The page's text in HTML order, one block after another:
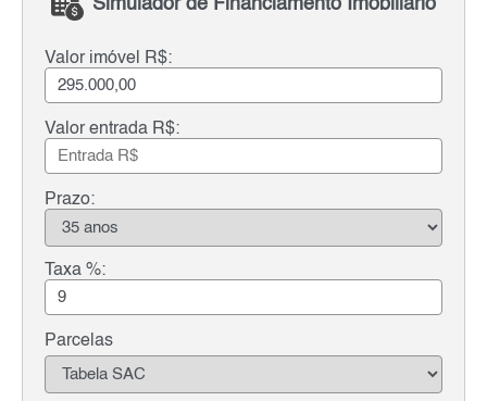
Valor imóvel R$:
Valor entrada R$:
Prazo:
Taxa %:
Parcelas